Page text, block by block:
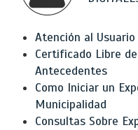
Atención al
Certificado Libre
Antecedentes
Como Iniciar un
Municipalidad
Consultas Sobre